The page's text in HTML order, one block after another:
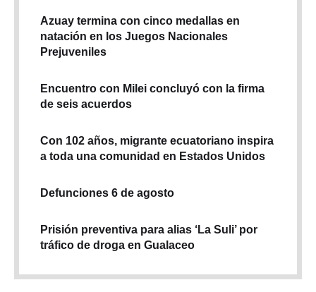
Azuay termina con cinco medallas en
natación en los Juegos Nacionales
Prejuveniles
Encuentro con Milei concluyó con la firma
de seis acuerdos
Con 102 años, migrante ecuatoriano inspira
a toda una comunidad en Estados Unidos
Defunciones 6 de agosto
Prisión preventiva para alias ‘La Suli’ por
tráfico de droga en Gualaceo